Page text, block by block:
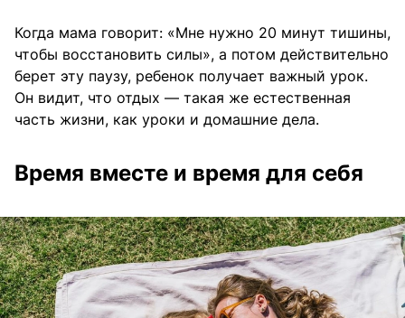
Когда мама говорит: «Мне нужно 20 минут тишины,
чтобы восстановить силы», а потом действительно
берет эту паузу, ребенок получает важный урок.
Он видит, что отдых — такая же естественная
часть жизни, как уроки и домашние дела.
Время вместе и время для себя